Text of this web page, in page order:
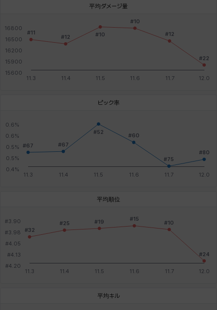
平均ダメージ量
ピック率
平均順位
平均キル